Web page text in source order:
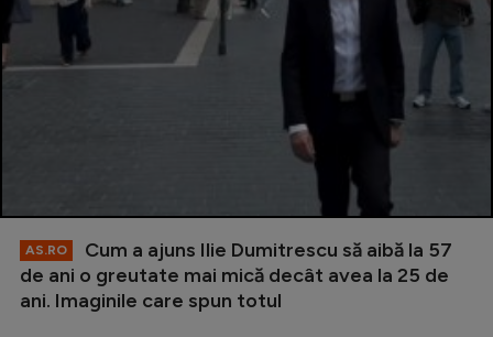
AS.RO
Cum a ajuns Ilie Dumitrescu să aibă la 57
de ani o greutate mai mică decât avea la 25 de
ani. Imaginile care spun totul